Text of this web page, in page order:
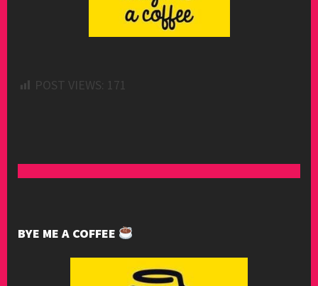
POST VIEWS: 171
BYE ME A COFFEE